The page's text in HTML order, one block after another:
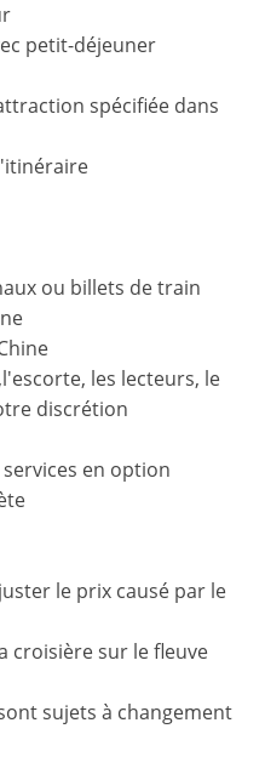
petit-déjeuner
spécifiée dans
ou billets de train
les lecteurs, le
discrétion
en option
le prix causé par le
croisière sur le fleuve
sujets à changement